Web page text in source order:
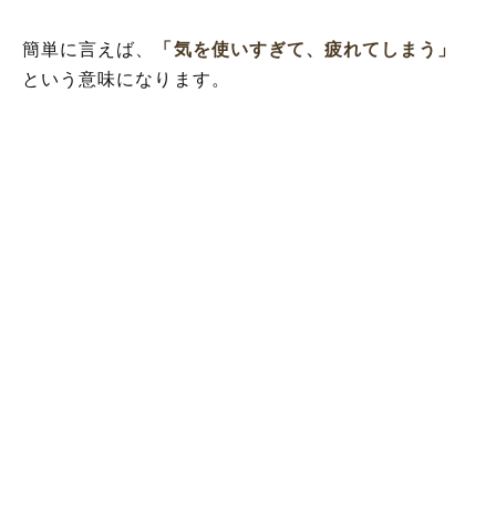
簡単に言えば、
「気を使いすぎて、疲れてしまう」
という意味になります。